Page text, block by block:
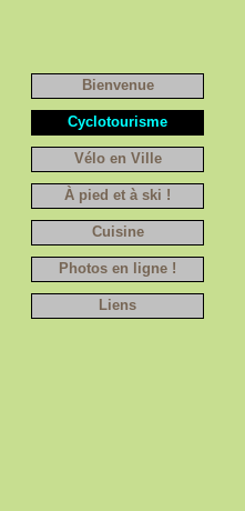
Bienvenue
Cyclotourisme
Vélo en Ville
À pied et à ski !
Cuisine
Photos en ligne !
Liens